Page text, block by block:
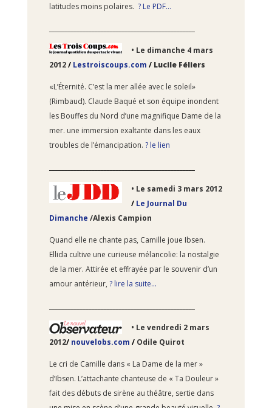
latitudes moins polaires. ? Le PDF…
• Le dimanche 4 mars
2012/ Lestroiscoups.com /Lucile Féliers
«L’Éternité. C’est la mer allée avec le soleil»
(Rimbaud). Claude Baqué et son équipe inondent
les Bouffes du Nord d’une magnifique Dame de la
mer. une immersion exaltante dans les eaux
troubles de l’émancipation. ? le lien
• Le samedi 3 mars 2012
/ Le Journal Du
Dimanche /Alexis Campion
Quand elle ne chante pas, Camille joue Ibsen.
Ellida cultive une curieuse mélancolie: la nostalgie
de la mer. Attirée et effrayée par le souvenir d’un
amour antérieur, ? lire la suite…
• Le vendredi 2 mars
2012/ nouvelobs.com / Odile Quirot
Le cri de Camille dans « La Dame de la mer »
d’Ibsen. L’attachante chanteuse de « Ta Douleur »
fait des débuts de sirène au théâtre, sertie dans